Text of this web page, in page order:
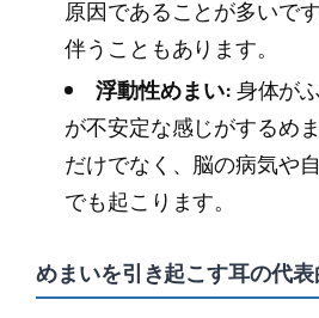
原因であることが多いで
伴うこともあります。
浮動性めまい:身体が
が不安定な感じがするめ
だけでなく、脳の病気や
でも起こります。
めまいを引き起こす耳の代